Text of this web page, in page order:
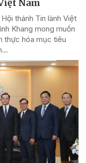
Nam
thánh Tin lành Việt
Khang mong muốn
thực hóa mục tiêu